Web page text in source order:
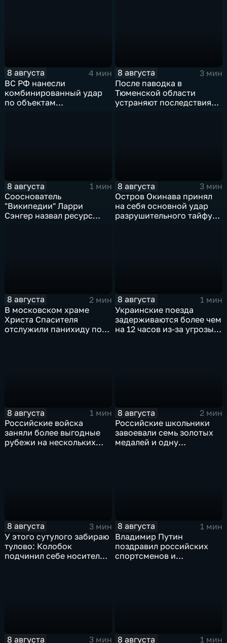
8 августа
4 мин
ВС РФ нанесли
комбинированный удар
по объектам
8 августа
3 мин
После паводка в
Тюменской области
устраняют последствия
8 августа
1 мин
Сооснователь
"Википедии" Ларри
Сэнгер назвал ресурс
8 августа
3 мин
Остров Окинава принял
на себя основной удар
разрушительного тайфуна
8 августа
2 мин
В московском храме
Христа Спасителя
отслужили панихиду по
8 августа
1 мин
Украинские поезда
задерживаются более чем
на 12 часов из-за угрозы
8 августа
1 мин
Российские войска
заняли более выгодные
рубежи на нескольких
8 августа
2 мин
Российские школьники
завоевали семь золотых
медалей и одну
8 августа
3 мин
У этого сутулого забираю
тулово: Колобок
подчинил себе носителя в
8 августа
1 мин
Владимир Путин
поздравил российских
спортсменов и
8 августа 3 мин 8 августа 1 мин